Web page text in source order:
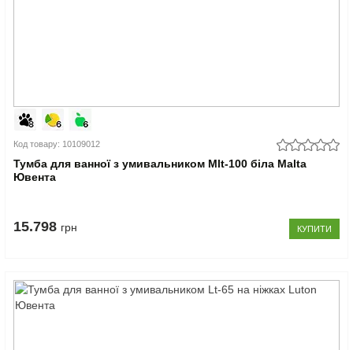
Код товару: 10109012
Тумба для ванної з умивальником Mlt-100 біла Malta
Ювента
15.798 грн КУПИТИ